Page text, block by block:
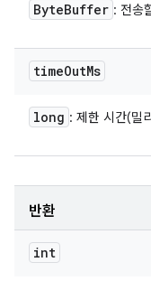
ByteBuffer : 전송
timeOutMs
long : 제한 시간(밀
반환
int